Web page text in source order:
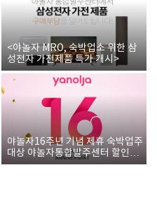
<야놀자 MRO, 숙박업소 위한 삼
성전자 가전제품 특가 개시>
야놀자16주년 기념 제휴 숙박업주
대상 야놀자통합발주센터 할인쿠
폰 증정